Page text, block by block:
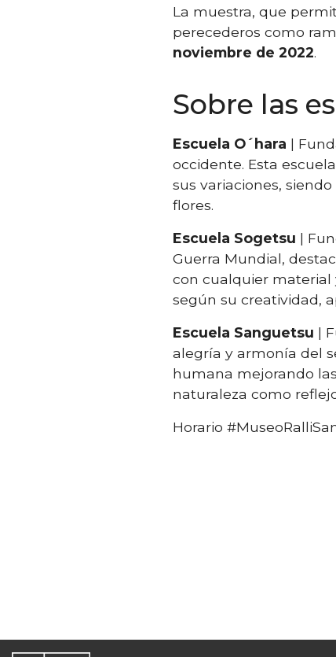
La muestra, que
perecederos como
noviembre de 2022.
Sobre las
Escuela O´hara |
occidente. Esta
sus variaciones,
flores.
Escuela Sogetsu |
Guerra Mundial,
con cualquier material
según su creatividad,
Escuela Sanguetsu |
alegría y armonía del
humana mejorando
naturaleza como
Horario